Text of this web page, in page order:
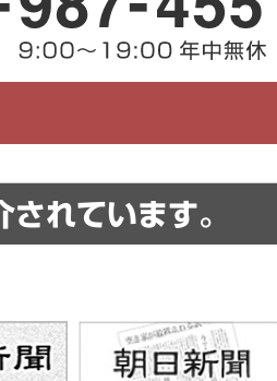
れています。